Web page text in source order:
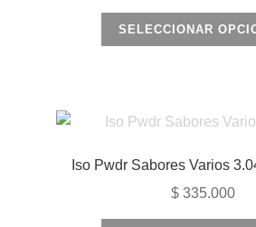
SELECCIONAR
Iso Pwdr Sabores Varios
$335.000